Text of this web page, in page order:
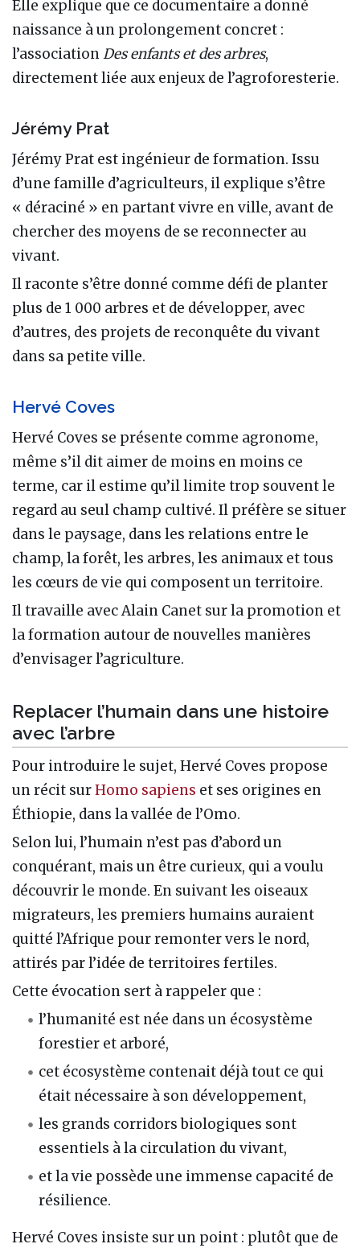
Elle explique que ce documentaire a donné
naissance à un prolongement concret :
l’associationDes enfants et des arbres,
directement liée aux enjeux de l’agroforesterie.
Jérémy Prat
Jérémy Prat est ingénieur de formation. Issu
d’une famille d’agriculteurs, il explique s’être
« déraciné » en partant vivre en ville, avant de
chercher des moyens de se reconnecter au
vivant.
Il raconte s’être donné comme défi de planter
plus de 1 000 arbres et de développer, avec
d’autres, des projets de reconquête du vivant
dans sa petite ville.
Hervé Coves
Hervé Coves se présente comme agronome,
même s’il dit aimer de moins en moins ce
terme, car il estime qu’il limite trop souvent le
regard au seul champ cultivé. Il préfère se situer
dans le paysage, dans les relations entre le
champ, la forêt, les arbres, les animaux et tous
les cœurs de vie qui composent un territoire.
Il travaille avec Alain Canet sur la promotion et
la formation autour de nouvelles manières
d’envisager l’agriculture.
Replacer l’humain dans une histoire
avec l’arbre
Pour introduire le sujet, Hervé Coves propose
un récit surHomo sapiens et ses origines en
Éthiopie, dans la vallée de l’Omo.
Selon lui, l’humain n’est pas d’abord un
conquérant, mais un être curieux, qui a voulu
découvrir le monde. En suivant les oiseaux
migrateurs, les premiers humains auraient
quitté l’Afrique pour remonter vers le nord,
attirés par l’idée de territoires fertiles.
Cette évocation sert à rappeler que :
l’humanité est née dans un écosystème
forestier et arboré,
cet écosystème contenait déjà tout ce qui
était nécessaire à son développement,
les grands corridors biologiques sont
essentiels à la circulation du vivant,
et la vie possède une immense capacité de
résilience.
Hervé Coves insiste sur un point : plutôt que de